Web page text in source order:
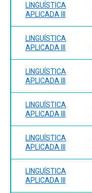
LINGUÍSTICA
APLICADA III
LINGUÍSTICA
APLICADA III
LINGUÍSTICA
APLICADA III
LINGUÍSTICA
APLICADA III
LINGUÍSTICA
APLICADA III
LINGUÍSTICA
APLICADA III